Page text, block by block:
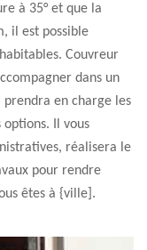
à 35° et que la
il est possible
Couvreur
dans un
prendra en charge les
options. Il vous
réalisera le
pour rendre
êtes à {ville].